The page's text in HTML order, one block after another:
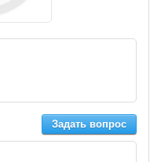
Задать вопрос